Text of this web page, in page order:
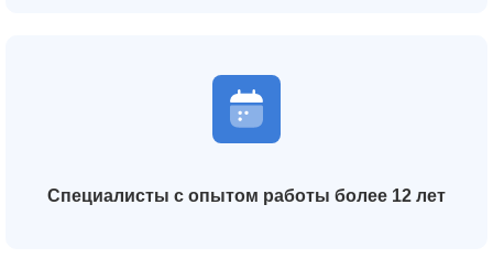
Специалисты с опытом работы более 12 лет